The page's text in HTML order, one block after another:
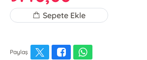
Sepete Ekle
Paylaş